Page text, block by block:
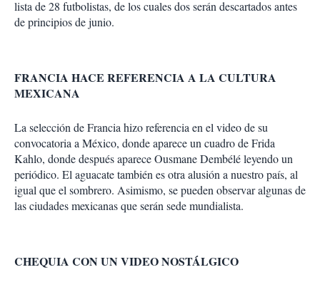
lista de 28 futbolistas, de los cuales dos serán descartados antes
de principios de junio.
FRANCIA HACE REFERENCIA A LA CULTURA
MEXICANA
La selección de Francia hizo referencia en el video de su
convocatoria a México, donde aparece un cuadro de Frida
Kahlo, donde después aparece Ousmane Dembélé leyendo un
periódico. El aguacate también es otra alusión a nuestro país, al
igual que el sombrero. Asimismo, se pueden observar algunas de
las ciudades mexicanas que serán sede mundialista.
CHEQUIA CON UN VIDEO NOSTÁLGICO